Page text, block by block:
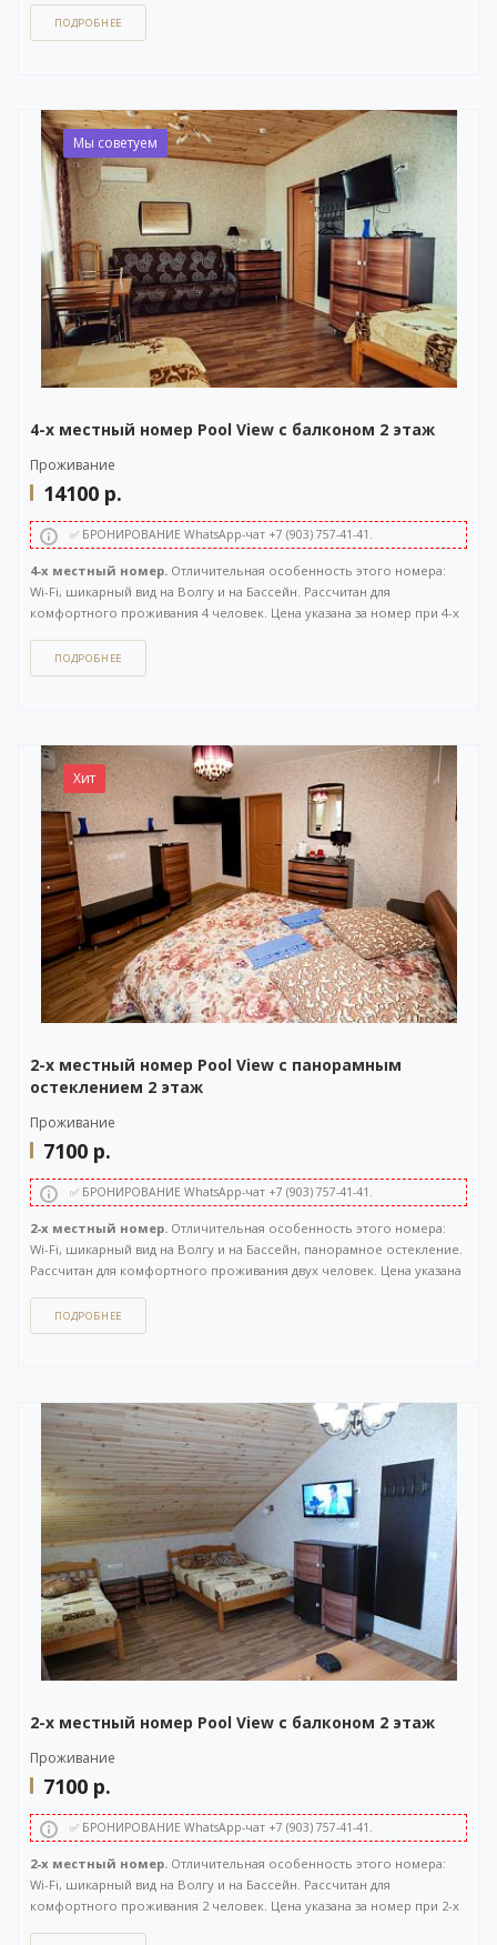
напрямуюпо телефону +7 (903) 757-41-41. Кнопка открытия
WhatsApp-чата также расположена в правом нижнем углу нашего
сайта.
ПОДРОБНЕЕ
Мы советуем
4-х местный номер Pool View с балконом 2 этаж
Проживание
14100 р.
✅ БРОНИРОВАНИЕ WhatsApp-чат +7 (903) 757-41-41.
4-х местный номер. Отличительная особенность этого номера:
Wi-Fi, шикарный вид на Волгу и на Бассейн. Рассчитан для
комфортного проживания 4 человек. Цена указана за номер при 4-х
напрямуюпо телефону +7 (903) 757-41-41. Кнопка открытия
WhatsApp-чата также расположена в правом нижнем углу нашего
сайта.
ПОДРОБНЕЕ
Хит
2-х местный номер Pool View с панорамным
остеклением 2 этаж
Проживание
7100 р.
✅ БРОНИРОВАНИЕ WhatsApp-чат +7 (903) 757-41-41.
2-х местный номер. Отличительная особенность этого номера:
Wi-Fi, шикарный вид на Волгу и на Бассейн, панорамное остекление.
Рассчитан для комфортного проживания двух человек. Цена указана
Площадь 35 кв.м.
илиоставить заявку на бронированиечерез бесплатный
WhatsApp-чат (ссылка на чат откроется в новом окне), либо
напрямуюпо телефону +7 (903) 757-41-41. Кнопка открытия
WhatsApp-чата также расположена в правом нижнем углу нашего
сайта.
ПОДРОБНЕЕ
2-х местный номер Pool View с балконом 2 этаж
Проживание
7100 р.
✅ БРОНИРОВАНИЕ WhatsApp-чат +7 (903) 757-41-41.
2-х местный номер. Отличительная особенность этого номера:
Wi-Fi, шикарный вид на Волгу и на Бассейн. Рассчитан для
комфортного проживания 2 человек. Цена указана за номер при 2-х